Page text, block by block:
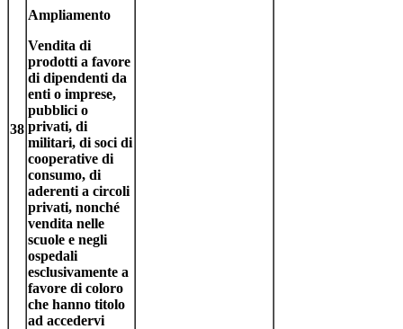
38
Ampliamento
Vendita di
prodotti a favore
di dipendenti da
enti o imprese,
pubblici o
privati, di
militari, di soci di
cooperative di
consumo, di
aderenti a circoli
privati, nonché
vendita nelle
scuole e negli
ospedali
esclusivamente a
favore di coloro
che hanno titolo
ad accedervi